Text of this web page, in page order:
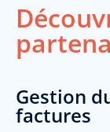
Gestion
factures